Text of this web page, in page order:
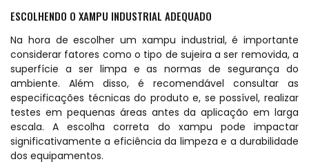
ESCOLHENDO O XAMPU INDUSTRIAL ADEQUADO
Na hora de escolher um xampu industrial, é importante
considerar fatores como o tipo de sujeira a ser removida, a
superfície a ser limpa e as normas de segurança do
ambiente. Além disso, é recomendável consultar as
especificações técnicas do produto e, se possível, realizar
testes em pequenas áreas antes da aplicação em larga
escala. A escolha correta do xampu pode impactar
significativamente a eficiência da limpeza e a durabilidade
dos equipamentos.